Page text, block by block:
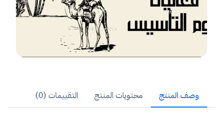
وصف المنتج محتويات المنتج التقييمات (0)